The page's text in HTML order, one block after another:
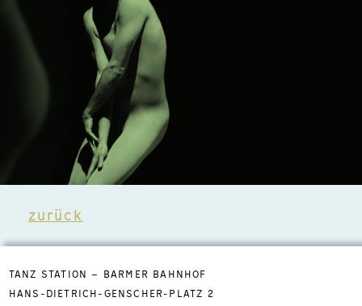
zurück
TANZ STATION – BARMER BAHNHOF
HANS-DIETRICH-GENSCHER-PLATZ 2